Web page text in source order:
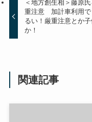
＜地方創生相＞藤原
重注意 加計車利用
るい！厳重注意とか
か！
関連記事